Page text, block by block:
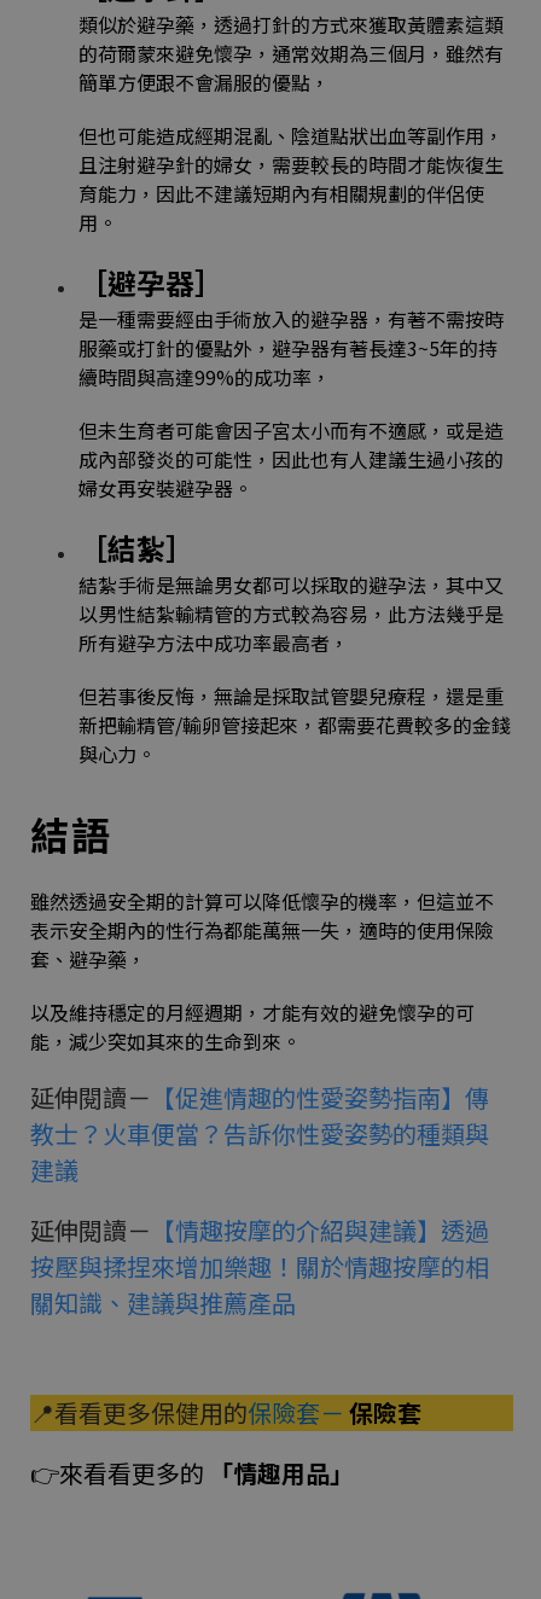
類似於避孕藥，透過打針的方式來獲取黃體素這類
的荷爾蒙來避免懷孕，通常效期為三個月，雖然有
簡單方便跟不會漏服的優點，
但也可能造成經期混亂、陰道點狀出血等副作用，
且注射避孕針的婦女，需要較長的時間才能恢復生
育能力，因此不建議短期內有相關規劃的伴侶使
用。
［避孕器］
是一種需要經由手術放入的避孕器，有著不需按時
服藥或打針的優點外，避孕器有著長達3~5年的持
續時間與高達99%的成功率，
但未生育者可能會因子宮太小而有不適感，或是造
成內部發炎的可能性，因此也有人建議生過小孩的
婦女再安裝避孕器。
［結紮］
結紮手術是無論男女都可以採取的避孕法，其中又
以男性結紮輸精管的方式較為容易，此方法幾乎是
所有避孕方法中成功率最高者，
但若事後反悔，無論是採取試管嬰兒療程，還是重
新把輸精管/輸卵管接起來，都需要花費較多的金錢
與心力。
結語
雖然透過安全期的計算可以降低懷孕的機率，但這並不
表示安全期內的性行為都能萬無一失，適時的使用保險
套、避孕藥，
以及維持穩定的月經週期，才能有效的避免懷孕的可
能，減少突如其來的生命到來。
延伸閱讀－ 【促進情趣的性愛姿勢指南】傳
教士？火車便當？告訴你性愛姿勢的種類與
建議
延伸閱讀－ 【情趣按摩的介紹與建議】透過
按壓與揉捏來增加樂趣！關於情趣按摩的相
關知識、建議與推薦產品
📍看看更多保健用的保險套－ 保險套
👉來看看更多的 「情趣用品」